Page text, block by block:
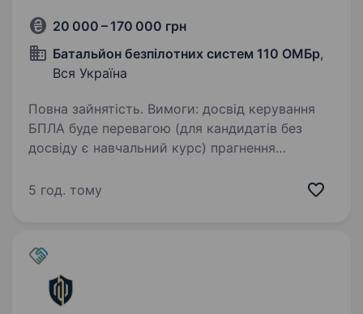
20 000 – 170 000 грн
Батальйон безпілотних систем 110 ОМБр,
Вся Україна
Повна зайнятість. Вимоги: досвід керування
БПЛА буде перевагою (для кандидатів без
досвіду є навчальний курс) прагнення
відповідальність готовність працювати в зоні
5 год. тому